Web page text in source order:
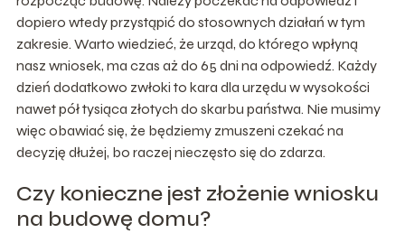
dopiero wtedy przystąpić do stosownych działań w tym
zakresie. Warto wiedzieć, że urząd, do którego wpłyną
nasz wniosek, ma czas aż do 65 dni na odpowiedź. Każdy
dzień dodatkowo zwłoki to kara dla urzędu w wysokości
nawet pół tysiąca złotych do skarbu państwa. Nie musimy
więc obawiać się, że będziemy zmuszeni czekać na
decyzję dłużej, bo raczej nieczęsto się do zdarza.
Czy konieczne jest złożenie wniosku
na budowę domu?